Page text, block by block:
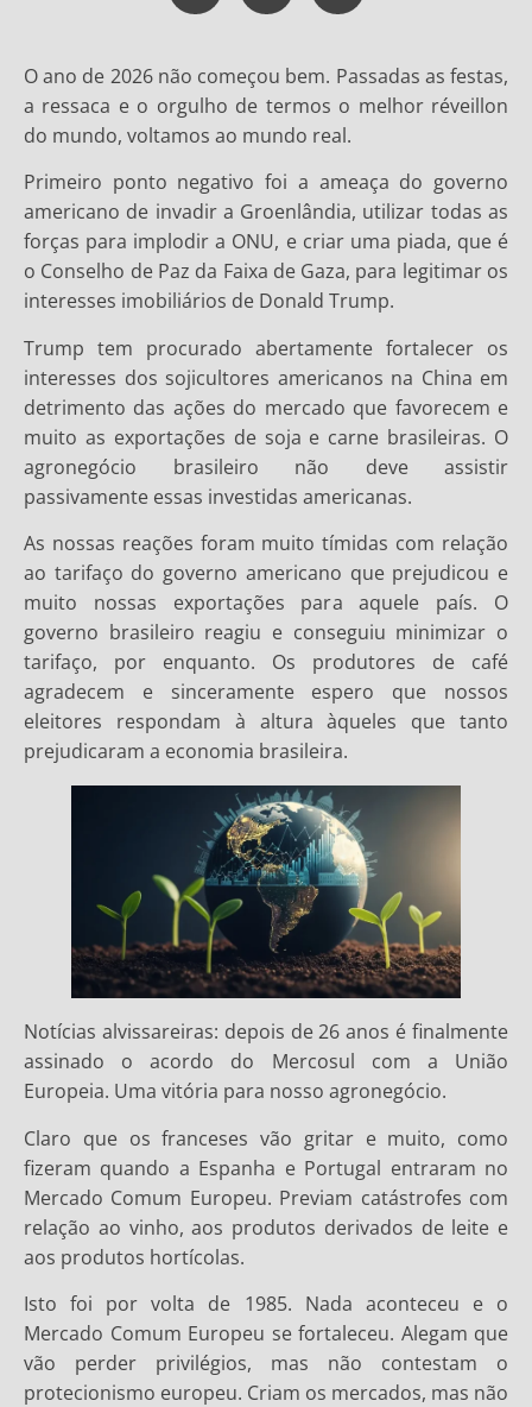
O ano de 2026 não começou bem. Passadas as festas,
a ressaca e o orgulho de termos o melhor réveillon
do mundo, voltamos ao mundo real.
Primeiro ponto negativo foi a ameaça do governo
americano de invadir a Groenlândia, utilizar todas as
forças para implodir a ONU, e criar uma piada, que é
o Conselho de Paz da Faixa de Gaza, para legitimar os
interesses imobiliários de Donald Trump.
Trump tem procurado abertamente fortalecer os
interesses dos sojicultores americanos na China em
detrimento das ações do mercado que favorecem e
muito as exportações de soja e carne brasileiras. O
agronegócio brasileiro não deve assistir
passivamente essas investidas americanas.
As nossas reações foram muito tímidas com relação
ao tarifaço do governo americano que prejudicou e
muito nossas exportações para aquele país. O
governo brasileiro reagiu e conseguiu minimizar o
tarifaço, por enquanto. Os produtores de café
agradecem e sinceramente espero que nossos
eleitores respondam à altura àqueles que tanto
prejudicaram a economia brasileira.
Notícias alvissareiras: depois de 26 anos é finalmente
assinado o acordo do Mercosul com a União
Europeia. Uma vitória para nosso agronegócio.
Claro que os franceses vão gritar e muito, como
fizeram quando a Espanha e Portugal entraram no
Mercado Comum Europeu. Previam catástrofes com
relação ao vinho, aos produtos derivados de leite e
aos produtos hortícolas.
Isto foi por volta de 1985. Nada aconteceu e o
Mercado Comum Europeu se fortaleceu. Alegam que
vão perder privilégios, mas não contestam o
protecionismo europeu. Criam os mercados, mas não